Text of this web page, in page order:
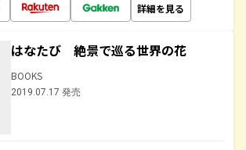
詳細を見る
はなたび 絶景で巡る世界の花
BOOKS
2019.07.17 発売